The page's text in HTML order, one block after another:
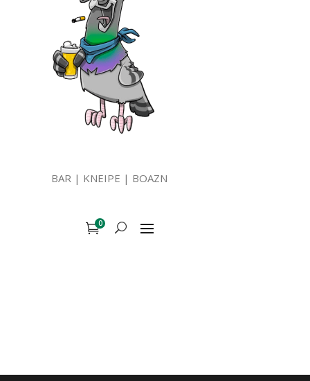
BAR | KNEIPE | BOAZN
0